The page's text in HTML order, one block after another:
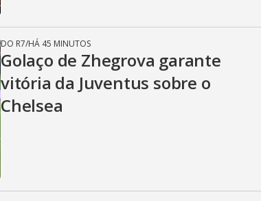
DO R7/HÁ 45 MINUTOS
Golaço de Zhegrova garante
vitória da Juventus sobre o
Chelsea